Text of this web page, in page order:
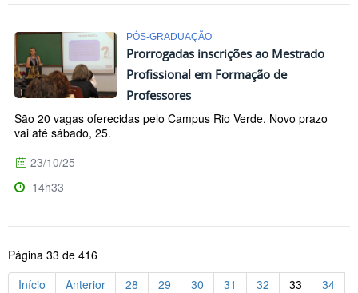
PÓS-GRADUAÇÃO
Prorrogadas inscrições ao Mestrado
Profissional em Formação de
Professores
São 20 vagas oferecidas pelo Campus Rio Verde. Novo prazo
vai até sábado, 25.
23/10/25
14h33
Página 33 de 416
Início
Anterior 28 29 30 31 32 33
34